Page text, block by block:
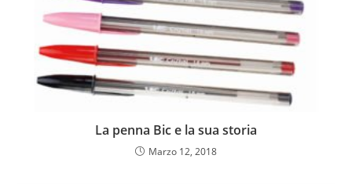
La penna Bic e la sua storia
Marzo 12, 2018